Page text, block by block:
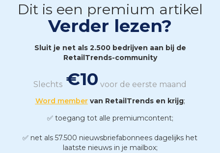
Dit is een premium artikel
Verder lezen?
Sluit je net als 2.500 bedrijven aan bij de
RetailTrends-community
Slechts €10 voor de eerste maand
Word membervan RetailTrends en krijg;
✅ toegang tot alle premiumcontent;
✅ net als 57.500 nieuwsbriefabonnees dagelijks het
laatste nieuws in je mailbox;